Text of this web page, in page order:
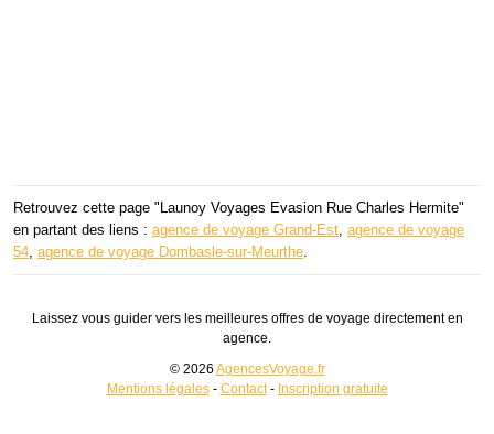
Retrouvez cette page "Launoy Voyages Evasion Rue Charles Hermite"
en partant des liens : agence de voyage Grand-Est, agence de voyage
54, agence de voyage Dombasle-sur-Meurthe.
Laissez vous guider vers les meilleures offres de voyage directement en
agence.
© 2026 AgencesVoyage.fr
Mentions légales- Contact- Inscription gratuite